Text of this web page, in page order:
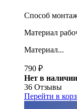
Способ
Материал
Материал...
790 ₽
Нет в наличии
36 Отзывы
Перейти в